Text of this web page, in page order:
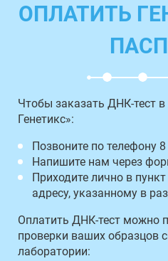
ОПЛАТИТЬ
Чтобы заказать ДНК-тест
Генетикс»:
Позвоните по телефону
Напишите нам через
Приходите лично в
адресу, указанному в
Оплатить ДНК-тест можно
проверки ваших образцов
лаборатории: